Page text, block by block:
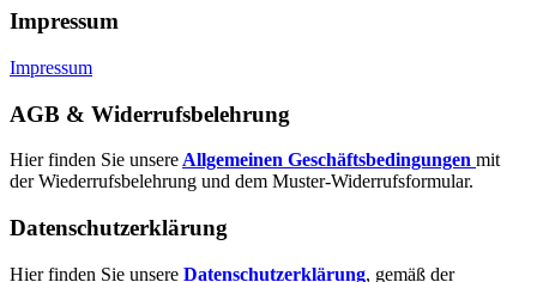
Impressum
Impressum
AGB & Widerrufsbelehrung
Hier finden Sie unsere Allgemeinen Geschäftsbedingungen mit
der Wiederrufsbelehrung und dem Muster-Widerrufsformular.
Datenschutzerklärung
Hier finden Sie unsere Datenschutzerklärung, gemäß der